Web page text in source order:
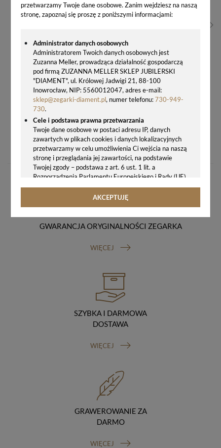
przetwarzamy Twoje dane osobowe. Zanim wejdziesz na naszą
stronę, zapoznaj się proszę z poniższymi informacjami:
Administrator danych osobowych
Administratorem Twoich danych osobowych jest
Zuzanna Meller, prowadząca działalność gospodarczą
pod firmą ZUZANNA MELLER SKLEP JUBILERSKI
"DIAMENT", ul. Królowej Jadwigi 21, 88-100
Inowrocław, NIP: 5560012047, adres e-mail:
sklep@zegarki-diament.pl, numer telefonu:730-949-
730.
Cele i podstawa prawna przetwarzania
Twoje dane osobowe w postaci adresu IP, danych
zawartych w plikach cookies i danych lokalizacyjnych
przetwarzamy w celu umożliwienia Ci wejścia na naszą
stronę i przeglądania jej zawartości, na podstawie
Twojej zgody – podstawa z art. 6 ust. 1 lit. a
Rozporządzenia Parlamentu Europejskiego i Rady (UE)
2016/679 z 27.04.2016 r. w sprawie ochrony osób
fizycznych w związku z przetwarzaniem danych
rozporządzenie o ochronie danych, tj. RODO).
Twoje dane osobowe możemy udostępniać
hostingodawcy. Takie podmioty przetwarzają dane na
poleceniami. Przekazujemy Twoje dane poza teren
Polski/UE/Europejskiego Obszaru Gospodarczego.
Okres przechowywania danych
Twoje dane przechowujemy do czasu posiadania
udzielonej przez Ciebie zgody.
otrzymania ich kopii, prawo do sprostowania
(poprawiania) swoich danych, prawo do usunięcia
abyśmy przetwarzali Twoje dane, możesz zażądać,
abyśmy je usunęli), prawo do ograniczenia
przetwarzania danych (możesz zażądać, abyśmy
ograniczyli przetwarzanie Twoich danych osobowych
wyłącznie do ich przechowywania lub wykonywania
mamy nieprawidłowe dane na Twój temat lub
sprzeciwu wobec przetwarzania danych, prawo do
AKCEPTUJĘ
280,00 zł
GWARANCJA ORYGINALNOŚCI ZEGARKA
WIĘCEJ
SZYBKA I DARMOWA
DOSTAWA
WIĘCEJ
GRAWEROWANIE ZA
DARMO
WIĘCEJ